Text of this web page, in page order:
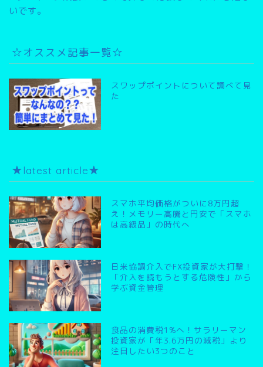
いです。
☆オススメ記事一覧☆
スワップポイントについて調べて見
た
★latest article★
スマホ平均価格がついに8万円超
え！メモリー高騰と円安で「スマホ
は高級品」の時代へ
日米協調介入でFX投資家が大打撃！
「介入を読もうとする危険性」から
学ぶ資金管理
食品の消費税1%へ！サラリーマン
投資家が「年3.6万円の減税」より
注目したい3つのこと